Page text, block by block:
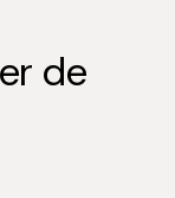
de